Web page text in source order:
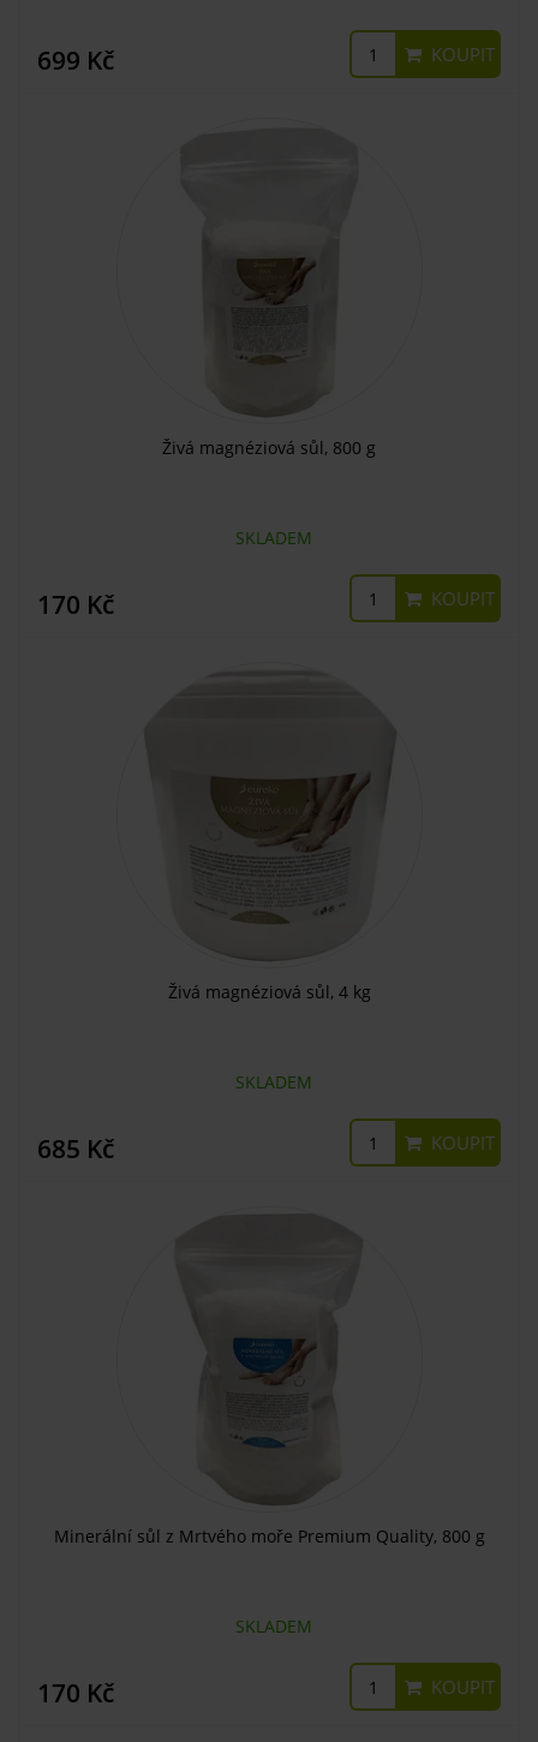
699 Kč KOUPIT
Živá magnéziová sůl, 800 g
SKLADEM
170 Kč KOUPIT
Živá magnéziová sůl, 4 kg
SKLADEM
685 Kč KOUPIT
Minerální sůl z Mrtvého moře Premium Quality, 800 g
SKLADEM
170 Kč KOUPIT